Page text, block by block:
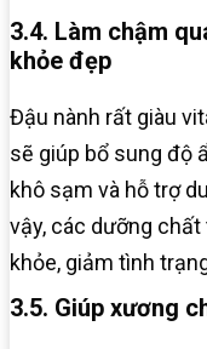
3.4. Làm chậm
khỏe đẹp
Đậu nành rất giàu
sẽ giúp bổ sung độ
khô sạm và hỗ trợ
vậy, các dưỡng
khỏe, giảm tình
3.5. Giúp xương